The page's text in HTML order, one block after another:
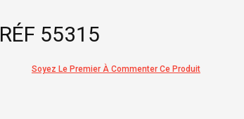
55315
Soyez Le Premier À Commenter Ce Produit